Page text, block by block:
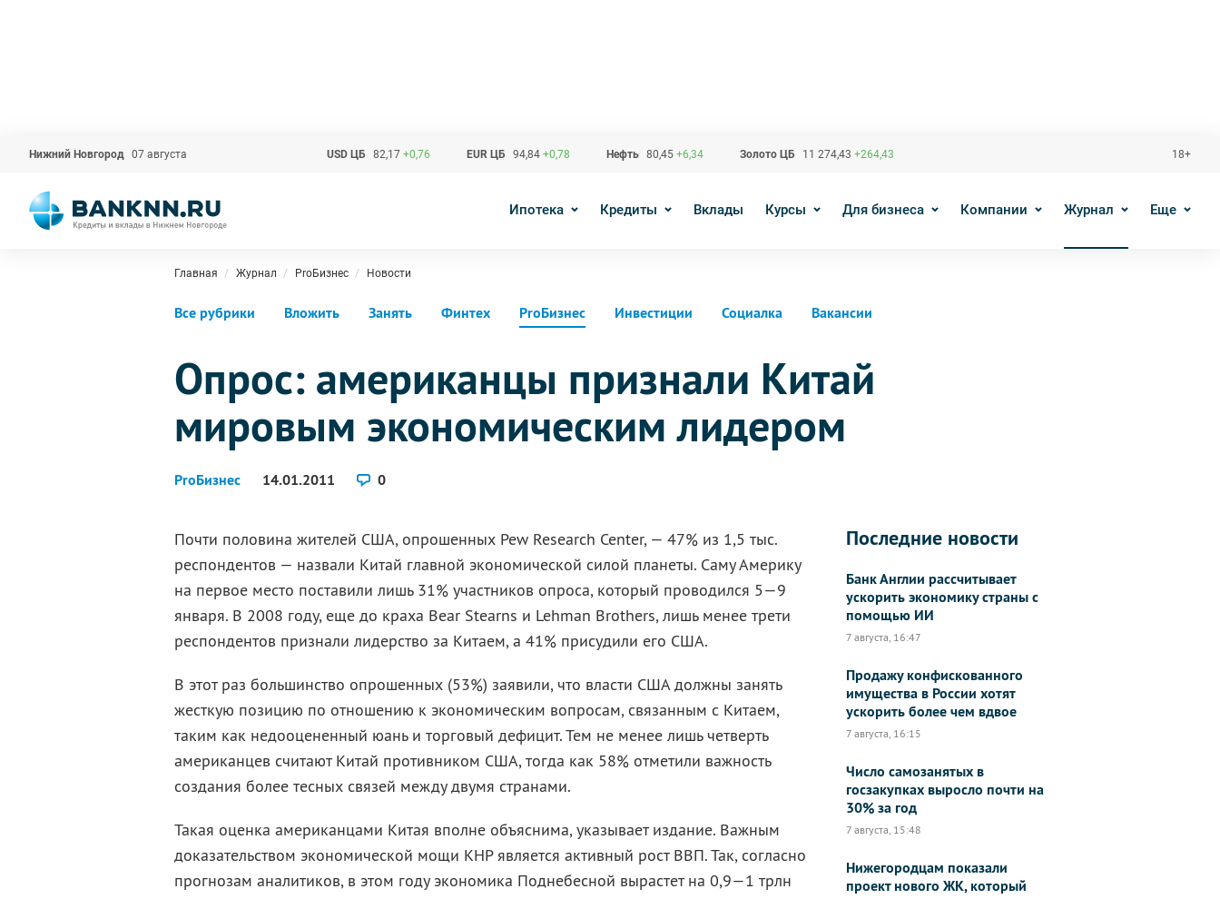
Нижний Новгород 07 августа USD ЦБ 82,17 +0,76 EUR ЦБ 94,84 +0,78 Нефть 80,45 +6,34 Золото ЦБ 11 274,43 +264,43 18+
Ипотека Кредиты Вклады Курсы Для бизнеса Компании Журнал Еще
Главная Журнал ProБизнес Новости
Все рубрики Вложить Занять Финтех ProБизнес Инвестиции Социалка Вакансии
Опрос: американцы признали Китай
мировым экономическим лидером
ProБизнес 14.01.2011 0
Почти половина жителей США, опрошенных Pew Research Center, — 47% из 1,5 тыс.
респондентов — назвали Китай главной экономической силой планеты. Саму Америку
на первое место поставили лишь 31% участников опроса, который проводился 5—9
января. В 2008 году, еще до краха Bear Stearns и Lehman Brothers, лишь менее трети
респондентов признали лидерство за Китаем, а 41% присудили его США.
В этот раз большинство опрошенных (53%) заявили, что власти США должны занять
жесткую позицию по отношению к экономическим вопросам, связанным с Китаем,
таким как недооцененный юань и торговый дефицит. Тем не менее лишь четверть
американцев считают Китай противником США, тогда как 58% отметили важность
создания более тесных связей между двумя странами.
Такая оценка американцами Китая вполне объяснима, указывает издание. Важным
доказательством экономической мощи КНР является активный рост ВВП. Так, согласно
прогнозам аналитиков, в этом году экономика Поднебесной вырастет на 0,9—1 трлн
Последние новости
Банк Англии рассчитывает
ускорить экономику страны с
помощью ИИ
7 августа, 16:47
Продажу конфискованного
имущества в России хотят
ускорить более чем вдвое
7 августа, 16:15
Число самозанятых в
госзакупках выросло почти на
30% за год
7 августа, 15:48
Нижегородцам показали
проект нового ЖК, который